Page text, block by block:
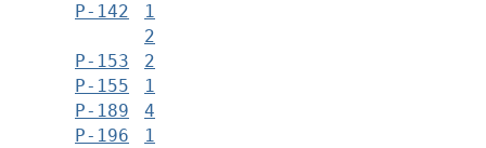
Р-142
1
2
Р-153
2
Р-155
1
Р-189
4
Р-196
1